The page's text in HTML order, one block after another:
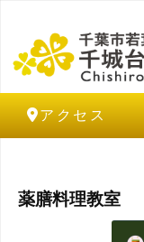
アクセス
薬膳料理教室